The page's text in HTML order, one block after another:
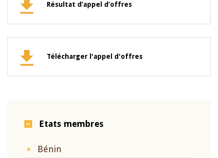
Résultat d’appel d’offres
Télécharger l'appel d'offres
Etats membres
Bénin